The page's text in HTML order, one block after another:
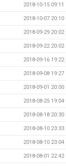
2018-10-15 09:11
2018-10-07 20:10
2018-09-29 20:02
2018-09-22 20:02
2018-09-16 19:22
2018-09-08 19:27
2018-09-01 20:00
2018-08-25 19:04
2018-08-18 20:30
2018-08-10 23:33
2018-08-10 23:04
2018-08-01 22:42